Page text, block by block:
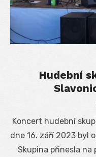
Hudební
Koncert hudební
dne 16. září 2023 byl
Skupina přinesla